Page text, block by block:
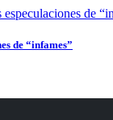
de “infames”